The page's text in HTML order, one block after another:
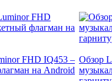
FHD IQ453 –
на Android
Обзор